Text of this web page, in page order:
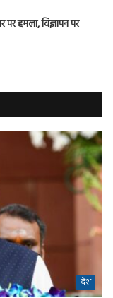
हमला, विज्ञापन पर
देश